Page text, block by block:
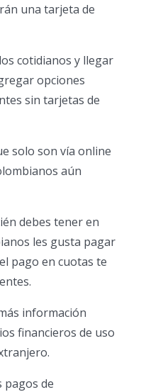
una tarjeta de
cotidianos y llegar
opciones
sin tarjetas de
solo son vía online
aún
debes tener en
les gusta pagar
pago en cuotas te
información
financieros de uso
pagos de